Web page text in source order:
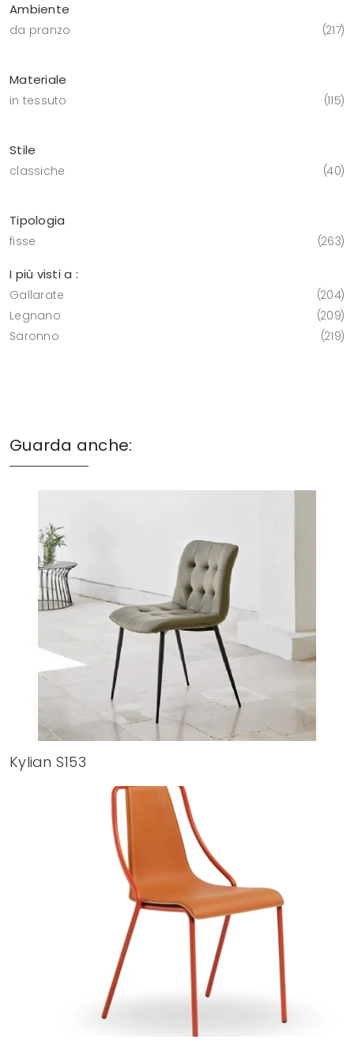
Ambiente
da pranzo 217
Materiale
in tessuto 115
Stile
classiche 40
Tipologia
fisse 263
I più visti a :
Gallarate
204
Legnano
209
Saronno
219
Guarda anche:
Kylian S153